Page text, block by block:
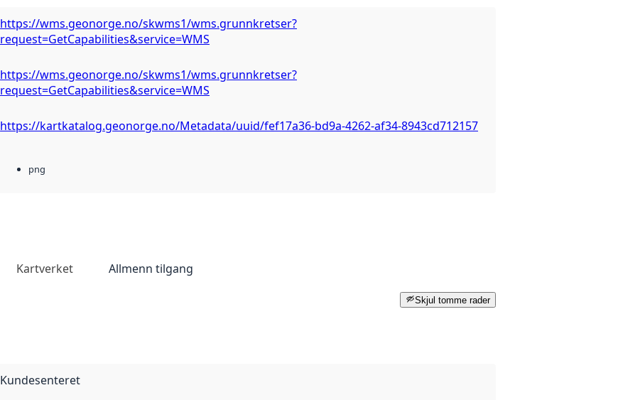
https://wms.geonorge.no/skwms1/wms.grunnkretser?
request=GetCapabilities&service=WMS
https://wms.geonorge.no/skwms1/wms.grunnkretser?
request=GetCapabilities&service=WMS
https://kartkatalog.geonorge.no/Metadata/uuid/fef17a36-bd9a-4262-af34-8943cd712157
png
Kartverket Allmenn tilgang
Skjul tomme rader
Kundesenteret